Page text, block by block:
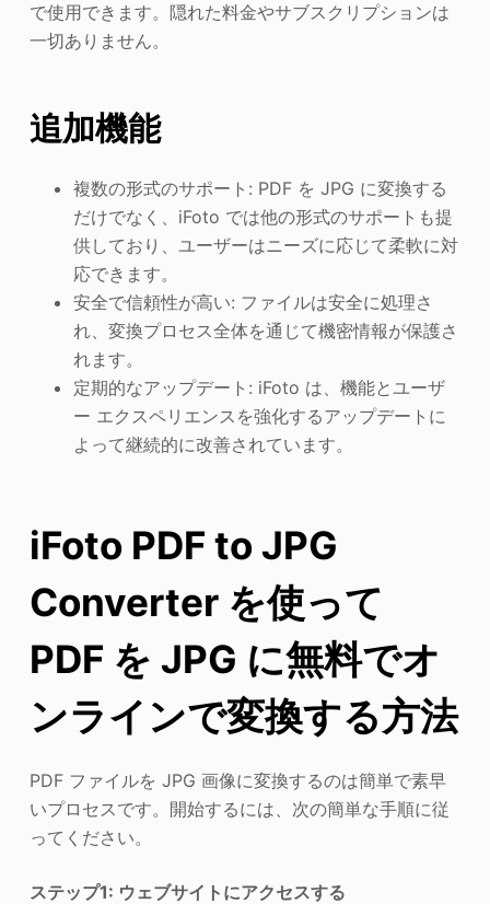
で使用できます。隠れた料金やサブスクリプションは
一切ありません。
追加機能
複数の形式のサポート: PDF を JPG に変換する
だけでなく、iFoto では他の形式のサポートも提
供しており、ユーザーはニーズに応じて柔軟に対
応できます。
安全で信頼性が高い: ファイルは安全に処理さ
れ、変換プロセス全体を通じて機密情報が保護さ
れます。
定期的なアップデート: iFoto は、機能とユーザ
ー エクスペリエンスを強化するアップデートに
よって継続的に改善されています。
iFoto PDF to JPG
Converter を使って
PDF を JPG に無料でオ
ンラインで変換する方法
PDF ファイルを JPG 画像に変換するのは簡単で素早
いプロセスです。開始するには、次の簡単な手順に従
ってください。
ステップ1: ウェブサイトにアクセスする